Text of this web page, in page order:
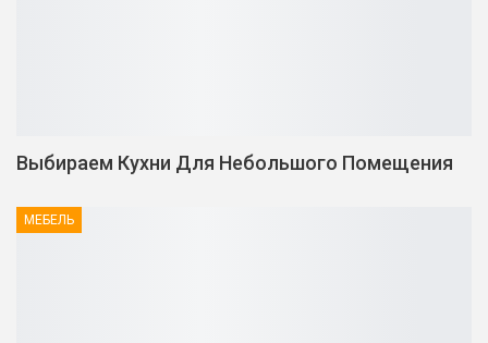
Выбираем Кухни Для Небольшого Помещения
МЕБЕЛЬ